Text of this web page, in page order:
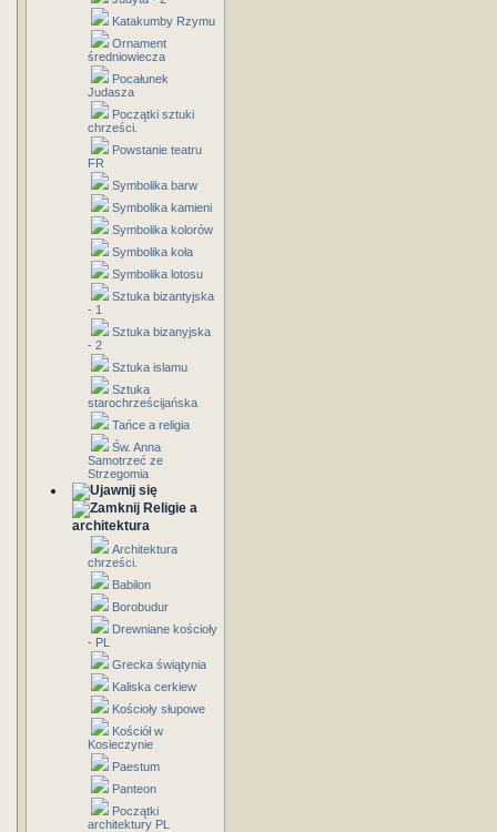
Katakumby Rzymu
Ornament
średniowiecza
Pocałunek
Judasza
Początki sztuki
chrześci.
Powstanie teatru
FR
Symbolika barw
Symbolika kamieni
Symbolika kolorów
Symbolika koła
Symbolika lotosu
Sztuka bizantyjska
- 1
Sztuka bizanyjska
- 2
Sztuka islamu
Sztuka
starochrześcijańska
Tańce a religia
Św. Anna
Samotrzeć ze
Strzegomia
Religie a
architektura
Architektura
chrześci.
Babilon
Borobudur
Drewniane kościoły
- PL
Grecka świątynia
Kaliska cerkiew
Kościoły słupowe
Kościół w
Kosieczynie
Paestum
Panteon
Początki
architektury PL